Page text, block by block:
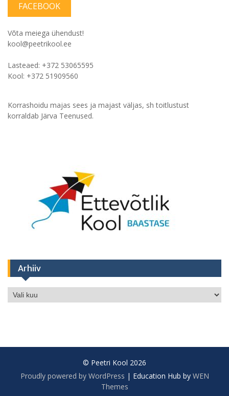
FACEBOOK
Võta meiega ühendust!
kool@peetrikool.ee
Lasteaed: +372 53065595
Kool: +372 51909560
Korrashoidu majas sees ja majast väljas, sh toitlustust
korraldab Järva Teenused.
Arhiiv
Arhiiv
© Peetri Kool 2026
Proudly powered by WordPress | Education Hub by WEN
Themes